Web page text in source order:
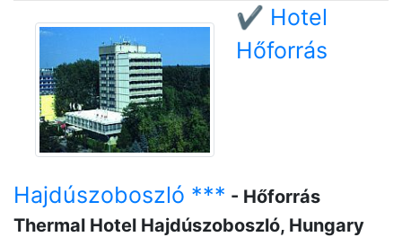
✔️ Hotel
Hőforrás
Hajdúszoboszló *** - Hőforrás
Thermal Hotel Hajdúszoboszló, Hungary